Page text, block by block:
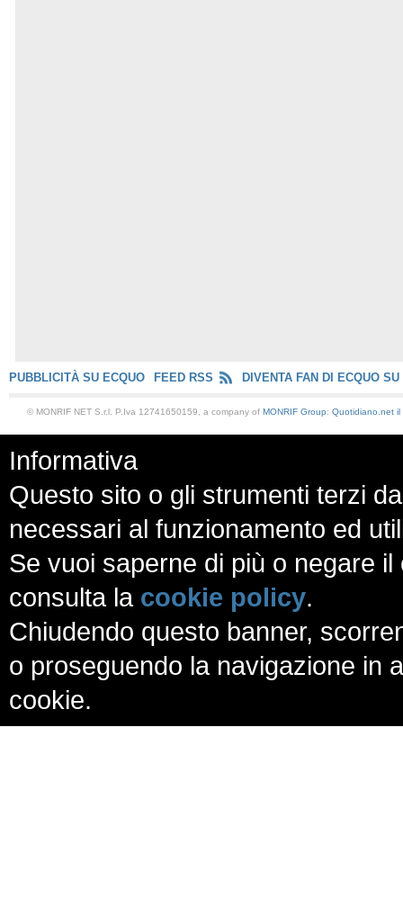
PUBBLICITÀ SU ECQUO FEED RSS DIVENTA FAN DI ECQUO SU
© MONRIF NET S.r.l. P.Iva 12741650159, a company of MONRIF Group: Quotidiano.net il
Informativa
Questo sito o gli strumenti terzi
necessari al funzionamento ed
Se vuoi saperne di più o negare
consulta la cookie policy.
Chiudendo questo banner,
o proseguendo la navigazione in
cookie.